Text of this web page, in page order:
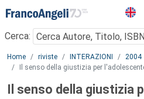
Menu
Cerca:
Main content
Home riviste INTERAZIONI
2004
Il senso della giustizia per
Il senso della giustizia